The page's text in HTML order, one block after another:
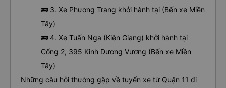
🚌 3. Xe Phương Trang khởi hành tại (Bến xe Miền
Tây)
🚌 4. Xe Tuấn Nga (Kiên Giang) khởi hành tại
Cổng 2, 395 Kinh Dương Vương (Bến xe Miền
Tây)
Những câu hỏi thường gặp về tuyến xe từ Quận 11 đi